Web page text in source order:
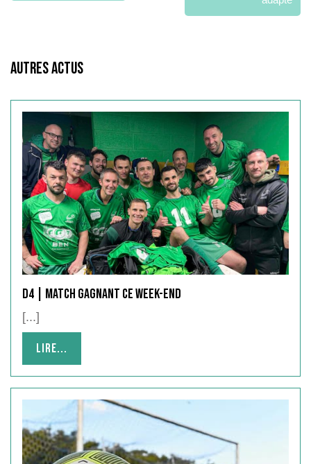
Autres Actus
D4 | Match gagnant ce week-end
[...]
Lire...